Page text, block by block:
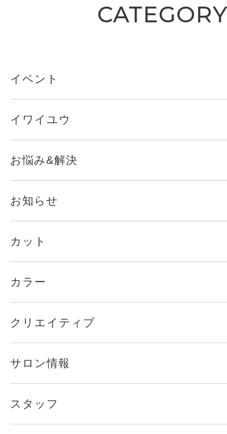
CATEGORY
イベント
イワイユウ
お悩み&解決
お知らせ
カット
カラー
クリエイティブ
サロン情報
スタッフ